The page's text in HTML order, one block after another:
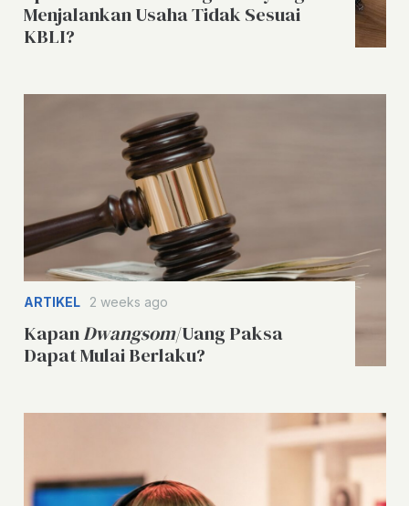
Menjalankan Usaha Tidak Sesuai
KBLI?
ARTIKEL 2 weeks ago
KapanDwangsom/Uang Paksa
Dapat Mulai Berlaku?